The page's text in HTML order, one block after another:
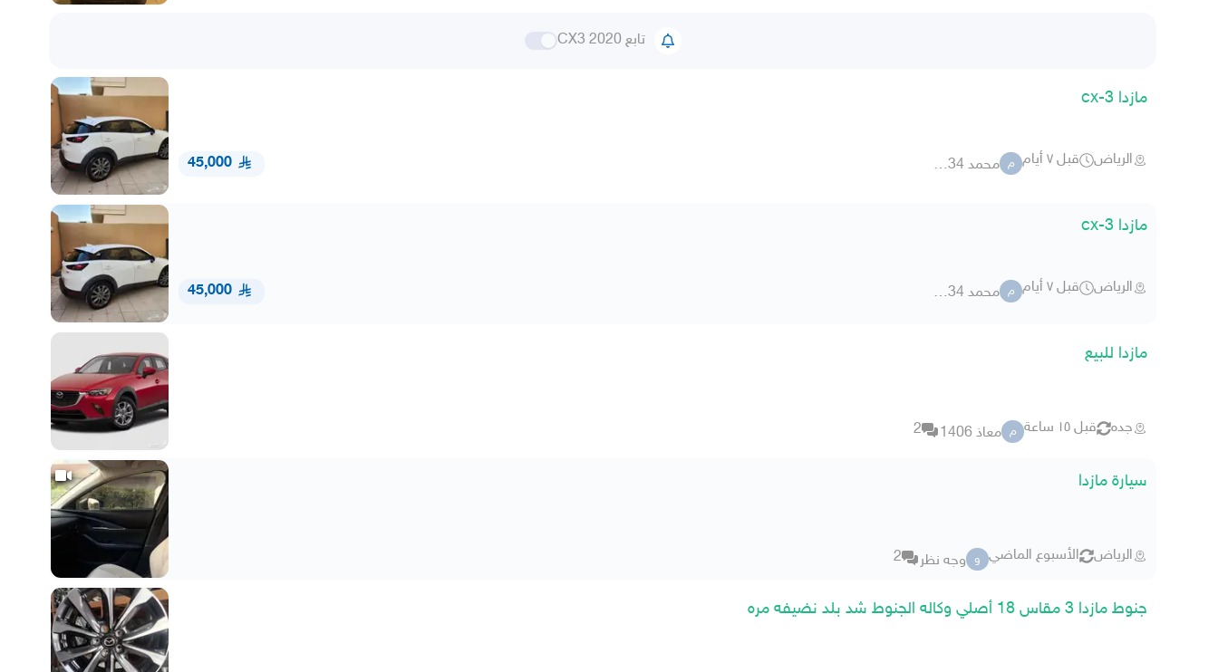
تابع CX3 2020
مازدا cx-3
الرياض قبل ٧ أيام م محمد 45434 45,000
مازدا cx-3
الرياض قبل ٧ أيام م محمد 45434 45,000
مازدا للبيع
جده قبل ١٥ ساعة م معاذ 1406 2
سيارة مازدا
الرياض الأسبوع الماضي و وجه نظر 2
جنوط مازدا 3 مقاس 18 أصلي وكاله الجنوط شد بلد نضيفه مره